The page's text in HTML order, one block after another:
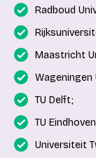
Radboud
Maastricht
Wageningen
TU Delft;
TU
Universiteit